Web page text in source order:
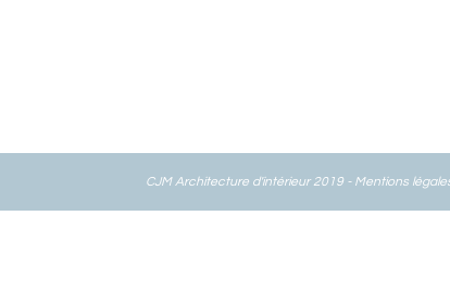
CJM Architecture d'intérieur 2019 - Mentions